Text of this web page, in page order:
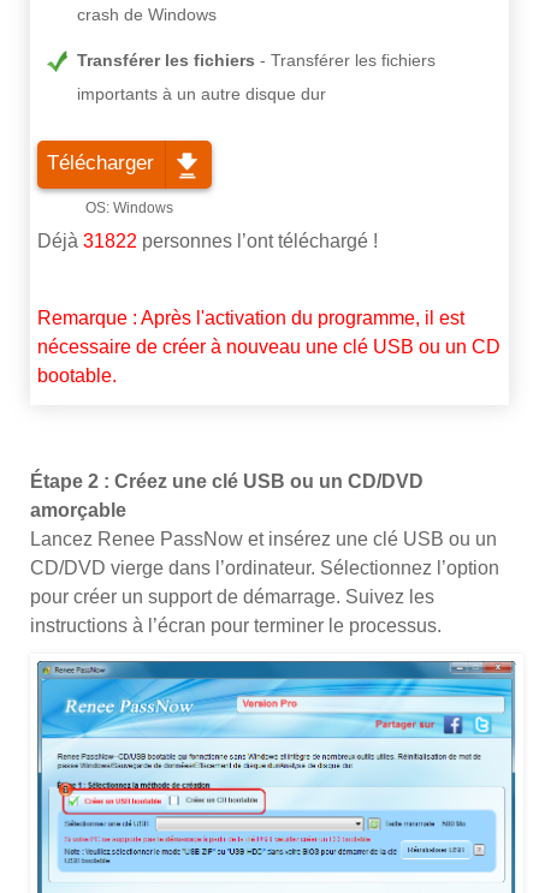
crash de Windows
Transférer les fichiers
Transférer les fichiers
importants à un autre disque dur
Télécharger
Déjà 31822 personnes l’ont téléchargé !
Remarque : Après l'activation du programme, il est
nécessaire de créer à nouveau une clé USB ou un CD
bootable.
Étape 2 : Créez une clé USB ou un CD/DVD
amorçable
Lancez Renee PassNow et insérez une clé USB ou un
CD/DVD vierge dans l’ordinateur. Sélectionnez l’option
pour créer un support de démarrage. Suivez les
instructions à l’écran pour terminer le processus.